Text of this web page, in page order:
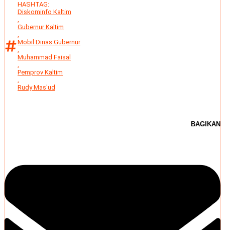
HASHTAG:
Diskominfo Kaltim
,
Gubernur Kaltim
,
Mobil Dinas Gubernur
,
Muhammad Faisal
,
Pemprov Kaltim
,
Rudy Mas'ud
BAGIKAN